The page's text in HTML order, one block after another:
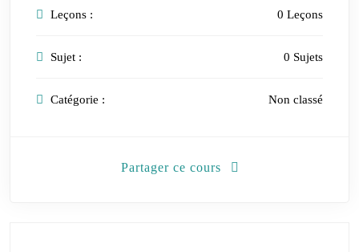
Leçons : 0 Leçons
Sujet : 0 Sujets
Catégorie : Non classé
Partager ce cours